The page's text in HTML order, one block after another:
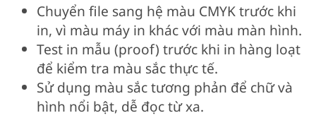
Chuyển file sang hệ màu CMYK trước khi
in, vì màu máy in khác với màu màn hình.
Test in mẫu (proof) trước khi in hàng loạt
để kiểm tra màu sắc thực tế.
Sử dụng màu sắc tương phản để chữ và
hình nổi bật, dễ đọc từ xa.